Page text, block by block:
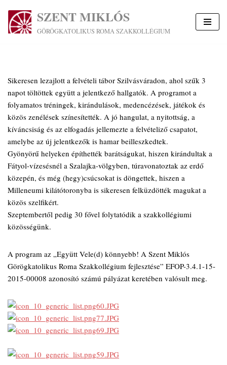
Skip
SZENT MIKLÓS
GÖRÖGKATOLIKUS ROMA SZAKKOLLÉGIUM
Sikeresen lezajlott a felvételi tábor Szilvásváradon, ahol szűk 3
napot töltöttek együtt a jelentkező hallgatók. A programot a
folyamatos tréningek, kirándulások, medencézések, játékok és
közös zenélések színesítették. A jó hangulat, a nyitottság, a
kíváncsiság és az elfogadás jellemezte a felvételiző csapatot,
amelybe az új jelentkezők is hamar beilleszkedtek.
Gyönyörű helyeken építhették barátságukat, hiszen kirándultak a
Fátyol-vízesésnél a Szalajka-völgyben, túravonatoztak az erdő
közepén, és még (hegy)csúcsokat is döngettek, hiszen a
Milleneumi kilátótoronyba is sikeresen felküzdötték magukat a
közös szelfikért.
Szeptembertől pedig 30 fővel folytatódik a szakkollégiumi
közösségünk.
A program az „Együtt Vele(d) könnyebb! A Szent Miklós
Görögkatolikus Roma Szakkollégium fejlesztése” EFOP-3.4.1-15-
2015-00008 azonosító számú pályázat keretében valósult meg.
60.JPG
77.JPG
69.JPG
59.JPG